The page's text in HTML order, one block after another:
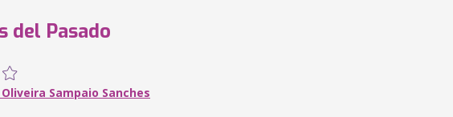
del Pasado
Sampaio Sanches